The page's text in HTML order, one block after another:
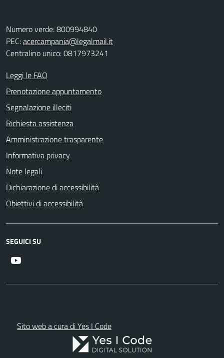
Numero verde: 800994840
PEC:acercampania@legalmail.it
Centralino unico: 0817973241
Leggi le FAQ
Prenotazione appuntamento
Segnalazione illeciti
Richiesta assistenza
Amministrazione trasparente
Informativa privacy
Note legali
Dichiarazione di accessibilità
Obiettivi di accessibilità
SEGUICI SU
Sito web a cura di Yes I Code